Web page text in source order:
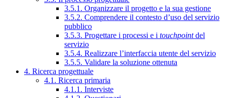
3.5.1. Organizzare il progetto e la sua gestione
3.5.2. Comprendere il contesto d’uso del servizio
pubblico
3.5.3. Progettare i processi e i touchpointdel
servizio
3.5.4. Realizzare l’interfaccia utente del servizio
3.5.5. Validare la soluzione ottenuta
4. Ricerca progettuale
4.1. Ricerca primaria
4.1.1. Interviste